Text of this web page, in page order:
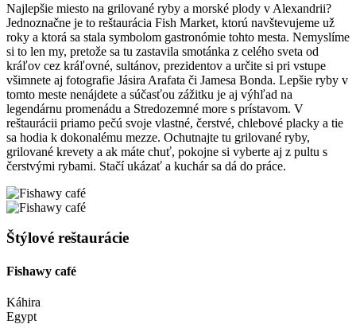
Najlepšie miesto na grilované ryby a morské plody v Alexandrii?
Jednoznačne je to reštaurácia Fish Market, ktorú navštevujeme už
roky a ktorá sa stala symbolom gastronómie tohto mesta. Nemyslíme
si to len my, pretože sa tu zastavila smotánka z celého sveta od
kráľov cez kráľovné, sultánov, prezidentov a určite si pri vstupe
všimnete aj fotografie Jásira Arafata či Jamesa Bonda. Lepšie ryby v
tomto meste nenájdete a súčasťou zážitku je aj výhľad na
legendárnu promenádu a Stredozemné more s prístavom. V
reštaurácii priamo pečú svoje vlastné, čerstvé, chlebové placky a tie
sa hodia k dokonalému mezze. Ochutnajte tu grilované ryby,
grilované krevety a ak máte chuť, pokojne si vyberte aj z pultu s
čerstvými rybami. Stačí ukázať a kuchár sa dá do práce.
Štýlové reštaurácie
Fishawy café
Káhira
Egypt